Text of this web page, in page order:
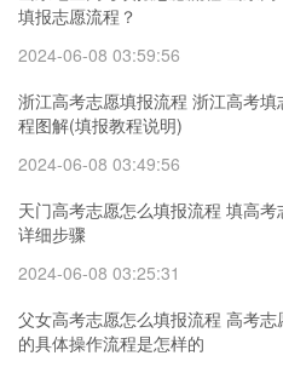
填报志愿流程？
2024-06-08 03:59:56
浙江高考志愿填报流程 浙江高考填
程图解(填报教程说明)
2024-06-08 03:49:56
天门高考志愿怎么填报流程 填高考
详细步骤
2024-06-08 03:25:31
父女高考志愿怎么填报流程 高考志
的具体操作流程是怎样的